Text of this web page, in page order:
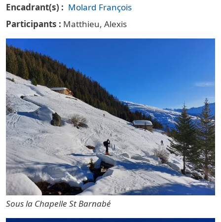
Encadrant(s)
Molard François
Participants
Matthieu, Alexis
Sous la Chapelle St Barnabé